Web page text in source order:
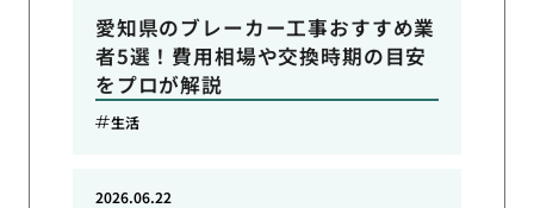
愛知県のブレーカー工事おすすめ業
者5選！費用相場や交換時期の目安
をプロが解説
生活
2026.06.22